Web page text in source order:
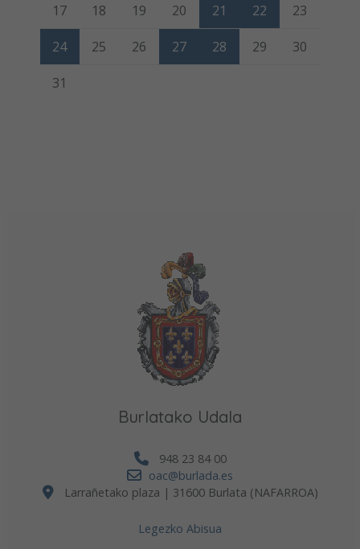
17 18 19 20 21 22 23
24 25 26 27 28 29 30
31
Burlatako Udala
948 23 84 00
oac@burlada.es
Larrañetako plaza | 31600 Burlata (NAFARROA)
Legezko Abisua